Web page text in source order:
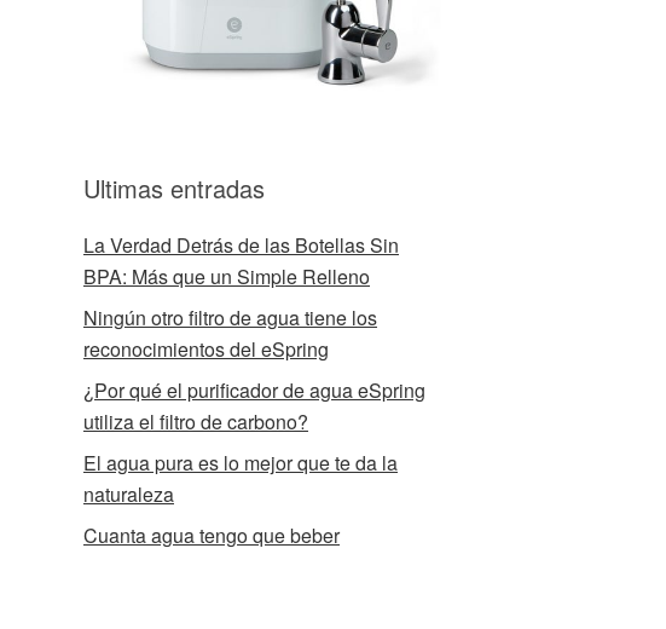
Ultimas entradas
La Verdad Detrás de las Botellas Sin
BPA: Más que un Simple Relleno
Ningún otro filtro de agua tiene los
reconocimientos del eSpring
¿Por qué el purificador de agua eSpring
utiliza el filtro de carbono?
El agua pura es lo mejor que te da la
naturaleza
Cuanta agua tengo que beber